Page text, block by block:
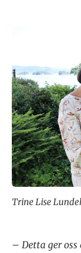
Trine Lise
– Detta ger